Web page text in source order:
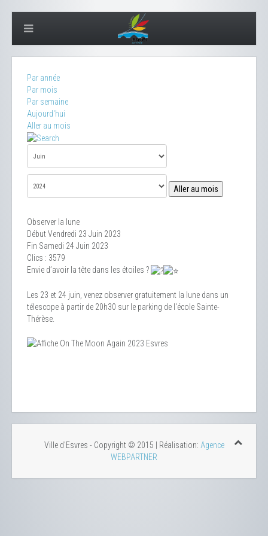
Par année
Par mois
Par semaine
Aujourd'hui
Aller au mois
Aller au mois
Observer la lune
Début Vendredi 23 Juin 2023
Fin Samedi 24 Juin 2023
Clics : 3579
Envie d’avoir la tête dans les étoiles ?
Les 23 et 24 juin, venez observer gratuitement la lune dans un
télescope à partir de 20h30 sur le parking de l'école Sainte-
Thérèse.
Ville d'Esvres - Copyright © 2015 | Réalisation: Agence
WEBPARTNER